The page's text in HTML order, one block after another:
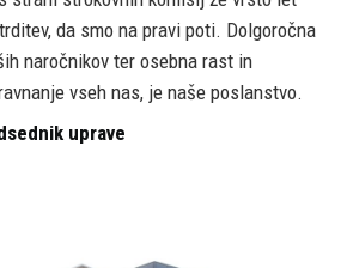
da smo na pravi poti. Dolgoročna
naročnikov ter osebna rast in
vseh nas, je naše poslanstvo.
uprave